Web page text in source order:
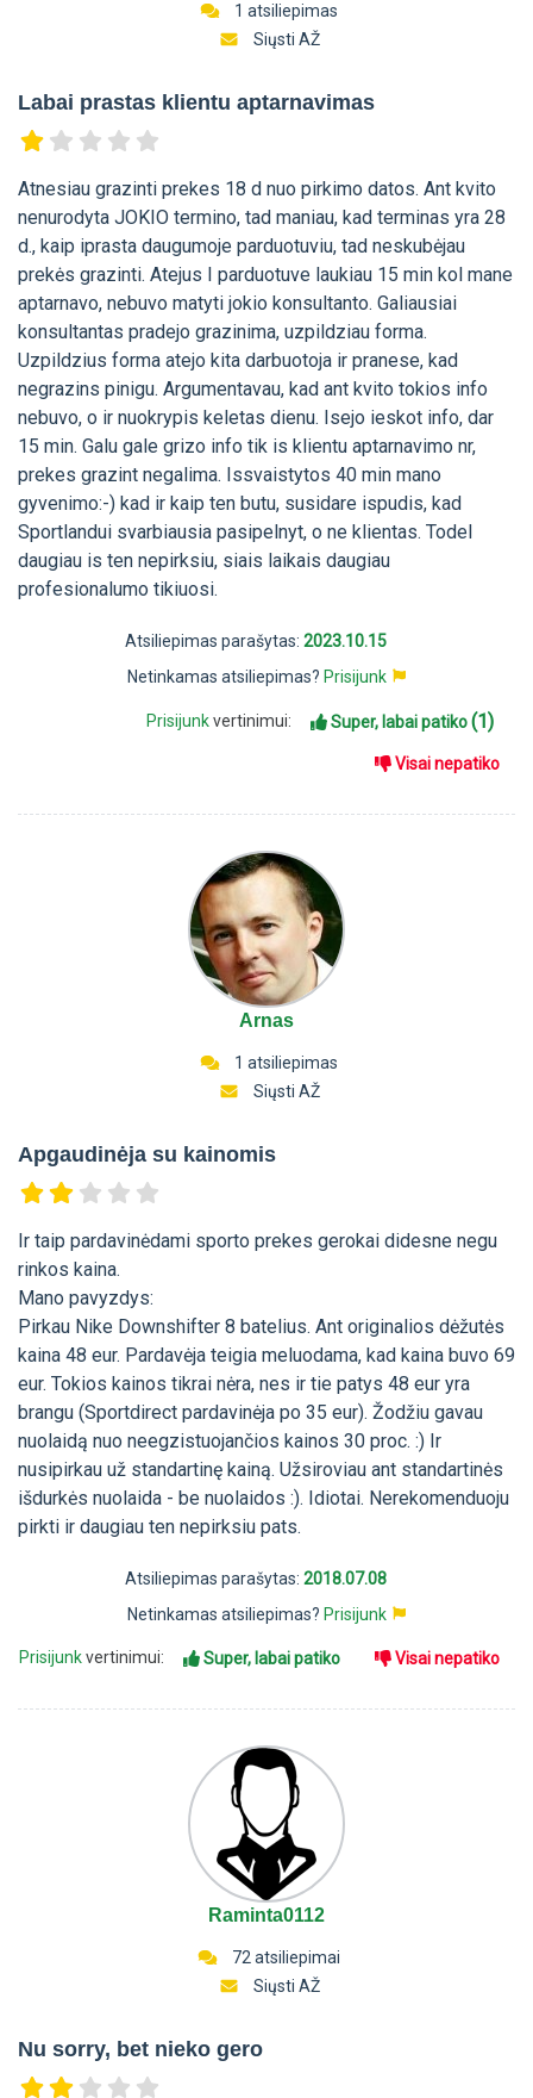
1 atsiliepimas
Siųsti AŽ
Labai prastas klientu aptarnavimas
Atnesiau grazinti prekes 18 d nuo pirkimo datos. Ant kvito
nenurodyta JOKIO termino, tad maniau, kad terminas yra 28
d., kaip iprasta daugumoje parduotuviu, tad neskubėjau
prekės grazinti. Atejus I parduotuve laukiau 15 min kol mane
aptarnavo, nebuvo matyti jokio konsultanto. Galiausiai
konsultantas pradejo grazinima, uzpildziau forma.
Uzpildzius forma atejo kita darbuotoja ir pranese, kad
negrazins pinigu. Argumentavau, kad ant kvito tokios info
nebuvo, o ir nuokrypis keletas dienu. Isejo ieskot info, dar
15 min. Galu gale grizo info tik is klientu aptarnavimo nr,
prekes grazint negalima. Issvaistytos 40 min mano
gyvenimo:-) kad ir kaip ten butu, susidare ispudis, kad
Sportlandui svarbiausia pasipelnyt, o ne klientas. Todel
daugiau is ten nepirksiu, siais laikais daugiau
profesionalumo tikiuosi.
Atsiliepimas parašytas: 2023.10.15
Netinkamas atsiliepimas? Prisijunk
Prisijunkvertinimui: Super, labai patiko(1)
Visai nepatiko
Arnas
1 atsiliepimas
Siųsti AŽ
Apgaudinėja su kainomis
Ir taip pardavinėdami sporto prekes gerokai didesne negu
rinkos kaina.
Mano pavyzdys:
Pirkau Nike Downshifter 8 batelius. Ant originalios dėžutės
kaina 48 eur. Pardavėja teigia meluodama, kad kaina buvo 69
eur. Tokios kainos tikrai nėra, nes ir tie patys 48 eur yra
brangu (Sportdirect pardavinėja po 35 eur). Žodžiu gavau
nuolaidą nuo neegzistuojančios kainos 30 proc. :) Ir
nusipirkau už standartinę kainą. Užsiroviau ant standartinės
išdurkės nuolaida - be nuolaidos :). Idiotai. Nerekomenduoju
pirkti ir daugiau ten nepirksiu pats.
Atsiliepimas parašytas: 2018.07.08
Netinkamas atsiliepimas? Prisijunk
Prisijunkvertinimui: Super, labai patiko Visai nepatiko
Raminta0112
72 atsiliepimai
Siųsti AŽ
Nu sorry, bet nieko gero